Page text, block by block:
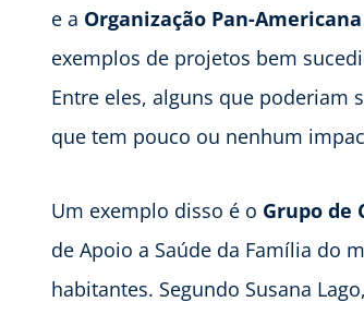
e a Organização Pan-Americana
exemplos de projetos bem
Entre eles, alguns que
que tem pouco ou nenhum
Um exemplo disso é o Grupo de
de Apoio a Saúde da Família do
habitantes. Segundo Susana